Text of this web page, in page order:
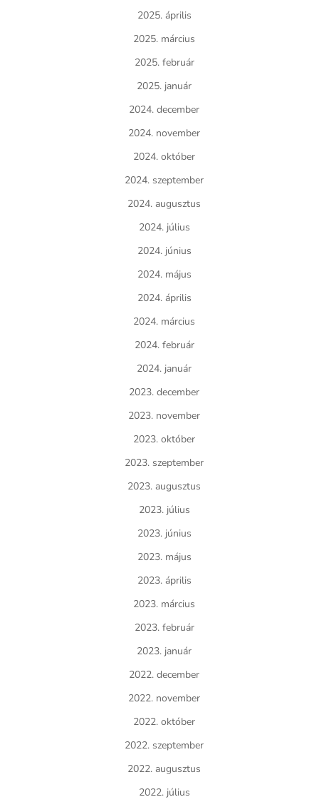
2025. április
2025. március
2025. február
2025. január
2024. december
2024. november
2024. október
2024. szeptember
2024. augusztus
2024. július
2024. június
2024. május
2024. április
2024. március
2024. február
2024. január
2023. december
2023. november
2023. október
2023. szeptember
2023. augusztus
2023. július
2023. június
2023. május
2023. április
2023. március
2023. február
2023. január
2022. december
2022. november
2022. október
2022. szeptember
2022. augusztus
2022. július